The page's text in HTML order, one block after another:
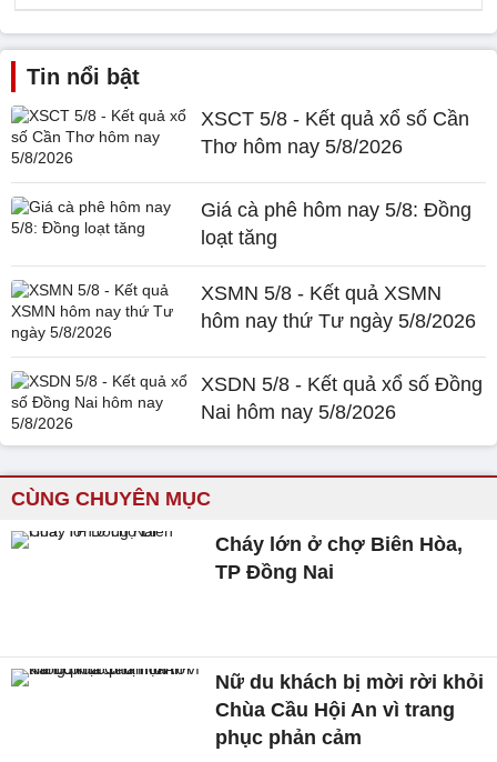
Tin nổi bật
XSCT 5/8 - Kết quả xổ số Cần
Thơ hôm nay 5/8/2026
Giá cà phê hôm nay 5/8: Đồng
loạt tăng
XSMN 5/8 - Kết quả XSMN
hôm nay thứ Tư ngày 5/8/2026
XSDN 5/8 - Kết quả xổ số Đồng
Nai hôm nay 5/8/2026
CÙNG CHUYÊN MỤC
Cháy lớn ở chợ Biên Hòa,
TP Đồng Nai
Nữ du khách bị mời rời khỏi
Chùa Cầu Hội An vì trang
phục phản cảm